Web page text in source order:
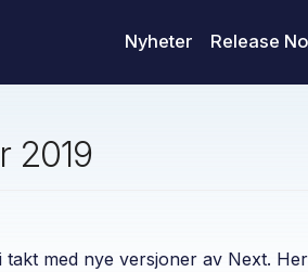
Nyheter Release
2019
med nye versjoner av Next.